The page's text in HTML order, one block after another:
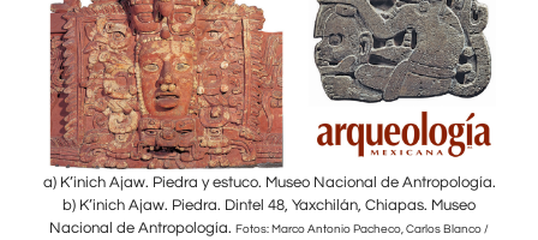
a) K’inich Ajaw. Piedra y estuco. Museo Nacional de Antropología.
b) K’inich Ajaw. Piedra. Dintel 48, Yaxchilán, Chiapas. Museo
Nacional de Antropología. Fotos: Marco Antonio Pacheco, Carlos Blanco /